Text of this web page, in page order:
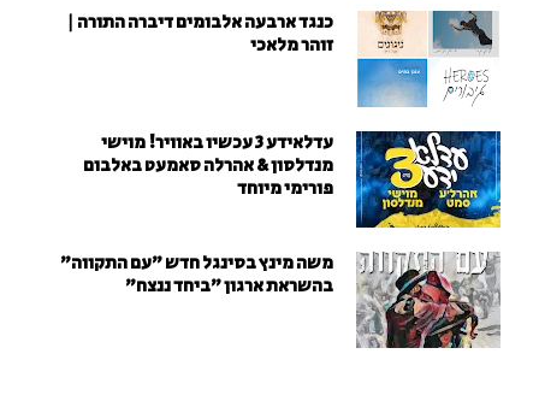
כנגד ארבעה אלבומים דיברה התורה |
זוהר מלאכי
עדלאידע 3 עכשיו באוויר! מוישי
מנדלסון & אהרלה סאמעט באלבום
פורימי מיוחד
משה מינץ בסינגל חדש ״עם התקווה״
בהשראת ארגון "ביחד ננצח"